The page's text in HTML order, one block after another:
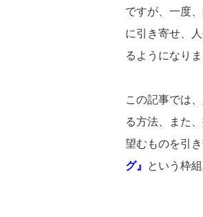
ですが、一度
に引き寄せ、
るようになりま
この記事では
る方法、また
望むものを引
グ』
という枠